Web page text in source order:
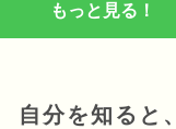
もっと見る！
自分を知ると、